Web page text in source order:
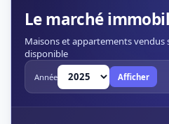
Le marché
Maisons et appartements vendus
disponible
Année Afficher